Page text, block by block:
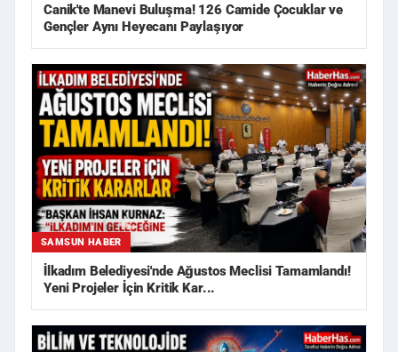
Canik'te Manevi Buluşma! 126 Camide Çocuklar ve
Gençler Aynı Heyecanı Paylaşıyor
SAMSUN HABER
İlkadım Belediyesi'nde Ağustos Meclisi Tamamlandı!
Yeni Projeler İçin Kritik Kar...